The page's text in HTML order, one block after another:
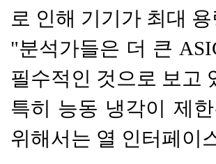
로 인해 기기가 최대
"분석가들은 더 큰
필수적인 것으로 보고
특히 능동 냉각이 제
위해서는 열 인터페이